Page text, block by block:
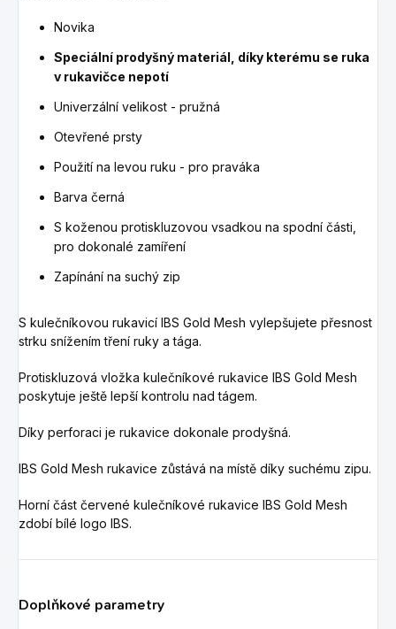
Novika
Speciální prodyšný materiál, díky kterému se ruka
v rukavičce nepotí
Univerzální velikost - pružná
Otevřené prsty
Použití na levou ruku - pro praváka
Barva černá
S koženou protiskluzovou vsadkou na spodní části,
pro dokonalé zamíření
Zapínání na suchý zip
S kulečníkovou rukavicí IBS Gold Mesh vylepšujete přesnost
strku snížením tření ruky a tága.
Protiskluzová vložka kulečníkové rukavice IBS Gold Mesh
poskytuje ještě lepší kontrolu nad tágem.
Díky perforaci je rukavice dokonale prodyšná.
IBS Gold Mesh rukavice zůstává na místě díky suchému zipu.
Horní část červené kulečníkové rukavice IBS Gold Mesh
zdobí bílé logo IBS.
Doplňkové parametry